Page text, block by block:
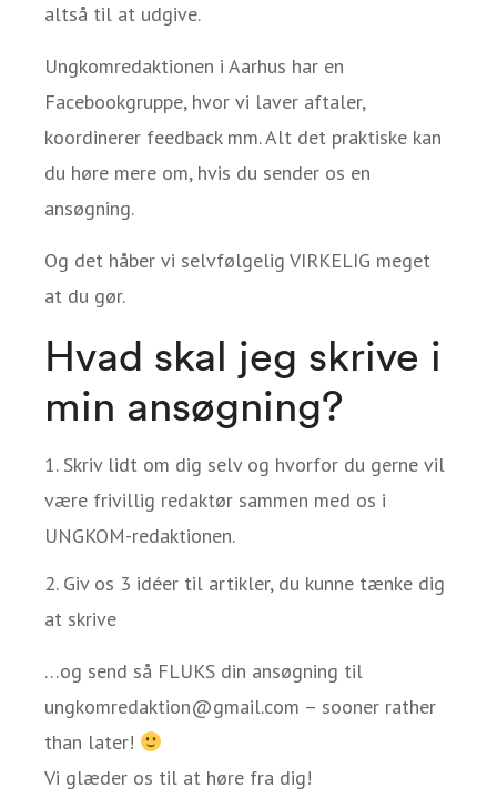
altså til at udgive.
Ungkomredaktionen i Aarhus har en
Facebookgruppe, hvor vi laver aftaler,
koordinerer feedback mm. Alt det praktiske kan
du høre mere om, hvis du sender os en
ansøgning.
Og det håber vi selvfølgelig VIRKELIG meget
at du gør.
Hvad skal jeg skrive i
min ansøgning?
Skriv lidt om dig selv og hvorfor du gerne vil
være frivillig redaktør sammen med os i
UNGKOM-redaktionen.
Giv os 3 idéer til artikler, du kunne tænke dig
at skrive
…og send så FLUKS din ansøgning til
ungkomredaktion@gmail.com – sooner rather
than later!
Vi glæder os til at høre fra dig!